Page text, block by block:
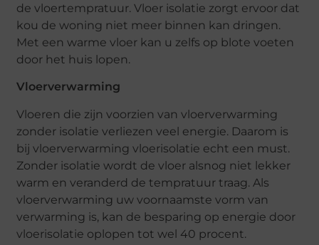
de vloertempratuur. Vloer isolatie zorgt ervoor dat
kou de woning niet meer binnen kan dringen.
Met een warme vloer kan u zelfs op blote voeten
door het huis lopen.
Vloerverwarming
Vloeren die zijn voorzien van vloerverwarming
zonder isolatie verliezen veel energie. Daarom is
bij vloerverwarming vloerisolatie echt een must.
Zonder isolatie wordt de vloer alsnog niet lekker
warm en veranderd de tempratuur traag. Als
vloerverwarming uw voornaamste vorm van
verwarming is, kan de besparing op energie door
vloerisolatie oplopen tot wel 40 procent.